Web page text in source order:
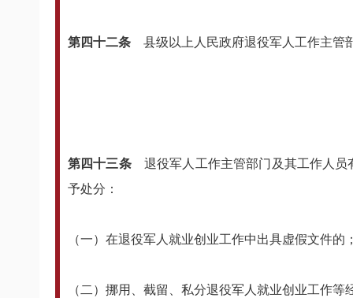
第四十二条 县级以上人民政府退役军人工作主管
第四十三条 退役军人工作主管部门及其工作人
予处分：
（一）在退役军人就业创业工作中出具虚假文件的
（二）挪用、截留、私分退役军人就业创业工作等